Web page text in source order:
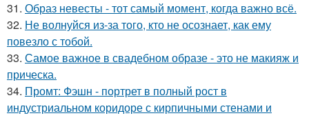
31. Образ невесты - тот самый момент, когда важно всё.
32. Не волнуйся из-за того, кто не осознает, как ему
повезло с тобой.
33. Самое важное в свадебном образе - это не макияж и
прическа.
34. Промт: Фэшн - портрет в полный рост в
индустриальном коридоре с кирпичными стенами и